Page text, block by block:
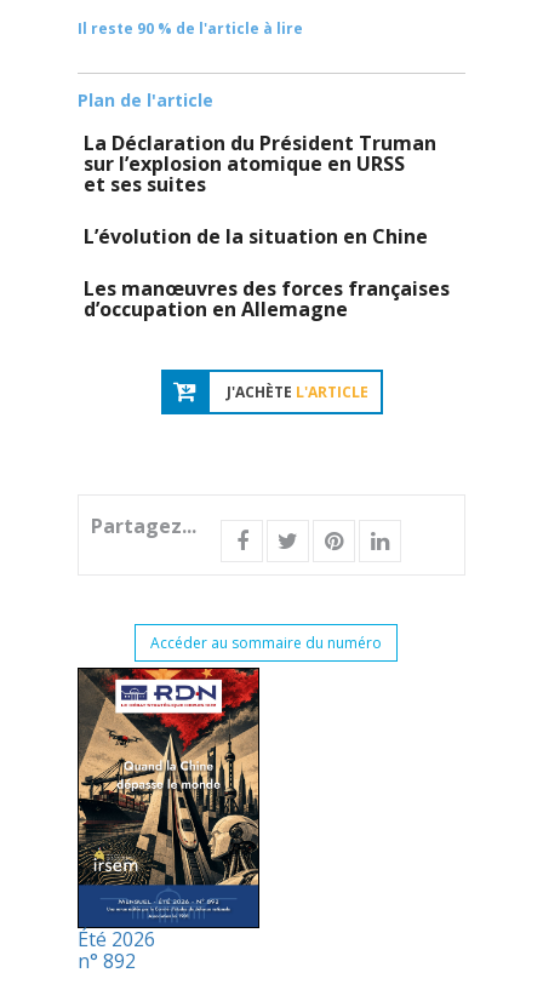
Il reste 90 % de l'article à lire
Plan de l'article
La Déclaration du Président Truman
sur l’explosion atomique en URSS
et ses suites
L’évolution de la situation en Chine
Les manœuvres des forces françaises
d’occupation en Allemagne
J'ACHÈTE L'ARTICLE
Partagez...
Accéder au sommaire du numéro
Été 2026
n° 892